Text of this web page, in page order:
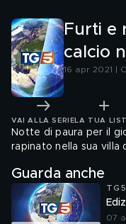
Furti e
calcio
16 apr 2021 |
VAI ALLA SERIE LA TUA
Notte di paura per il
rapinato nella sua villa
Guarda anche
TG5
07